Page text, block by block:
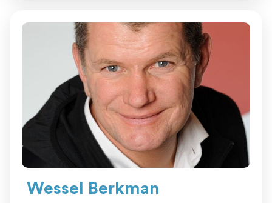
Wessel Berkman